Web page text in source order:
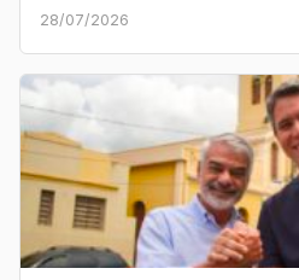
28/07/2026